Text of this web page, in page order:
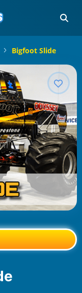
Bigfoot Slide